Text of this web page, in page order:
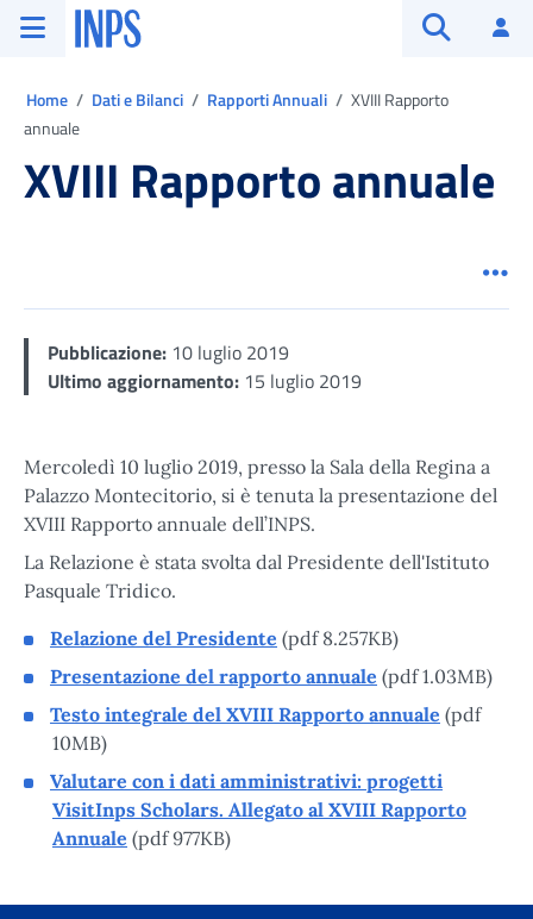
Vai al menu principale
Vai al contenuto principale
Vai al pie' di pagina
INPS ()
Home Dati e Bilanci Rapporti Annuali
XVIII Rapporto
annuale
XVIII Rapporto annuale
Pubblicazione: 10 luglio 2019
Ultimo aggiornamento: 15 luglio 2019
Mercoledì 10 luglio 2019, presso la Sala della Regina a
Palazzo Montecitorio, si è tenuta la presentazione del
XVIII Rapporto annuale dell’INPS.
La Relazione è stata svolta dal Presidente dell'Istituto
Pasquale Tridico.
Relazione del Presidente (pdf 8.257KB)
Presentazione del rapporto annuale (pdf 1.03MB)
Testo integrale del XVIII Rapporto annuale (pdf
10MB)
Valutare con i dati amministrativi: progetti
VisitInps Scholars. Allegato al XVIII Rapporto
Annuale (pdf 977KB)